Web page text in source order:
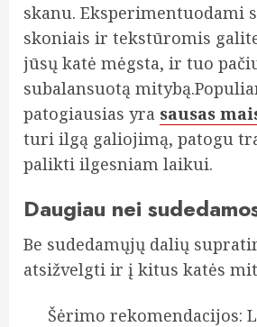
skanu. Eksperimentuodami
skoniais ir tekstūromis
jūsų katė mėgsta, ir tuo
subalansuotą
patogiausias yra sausas
turi ilgą galiojimą, patogu
palikti ilgesniam laikui.
Daugiau nei
Be sudedamųjų dalių
atsižvelgti ir į kitus katės
Šėrimo rekomendacijos: